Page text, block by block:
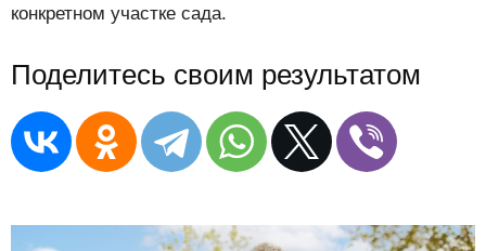
конкретном участке сада.
Поделитесь своим результатом